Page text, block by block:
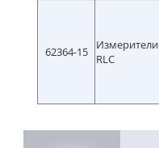
62364-15
Измерители
RLC